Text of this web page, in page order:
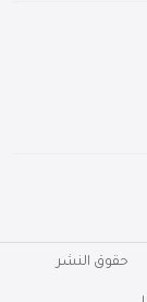
حقوق النشر